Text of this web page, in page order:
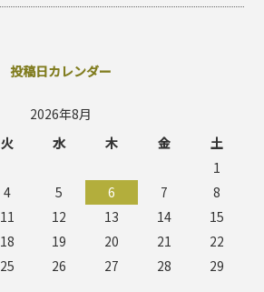
投稿日カレンダー
2026年8月
火 水 木 金
土
1
4 5 6 7
8
11 12 13 14
15
18 19 20 21
22
25 26 27 28
29